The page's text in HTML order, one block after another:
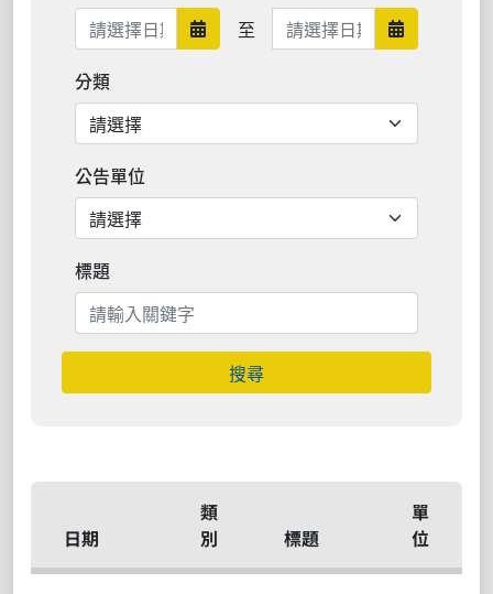
日期範圍開始
至 日期範圍結束 日期範圍
分類
公告單位
標題
搜尋
日期
類
別
標題
單
位